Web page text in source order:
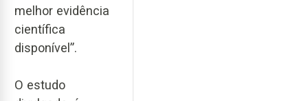
melhor evidência
científica
disponível”.
O estudo